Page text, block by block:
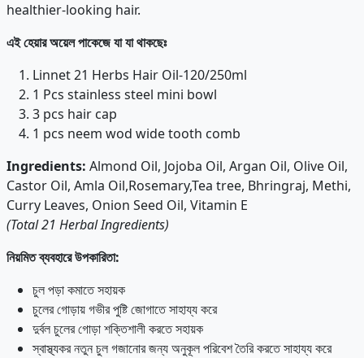
healthier-looking hair.
এই হেয়ার অয়েল পাকেজে যা যা থাকছেঃ
Linnet 21 Herbs Hair Oil-120/250ml
1 Pcs stainless steel mini bowl
3 pcs hair cap
1 pcs neem wod wide tooth comb
Ingredients: Almond Oil, Jojoba Oil, Argan Oil, Olive Oil,
Castor Oil, Amla Oil,Rosemary,Tea tree, Bhringraj, Methi,
Curry Leaves, Onion Seed Oil, Vitamin E
(Total 21 Herbal Ingredients)
নিয়মিতব্যবহারেউপকারিতা:
চুল পড়া কমাতে সহায়ক
চুলের গোড়ায় গভীর পুষ্টি জোগাতে সাহায্য করে
দুর্বল চুলের গোড়া শক্তিশালী করতে সহায়ক
স্বাস্থ্যকর নতুন চুল গজানোর জন্য অনুকূল পরিবেশ তৈরি করতে সাহায্য করে